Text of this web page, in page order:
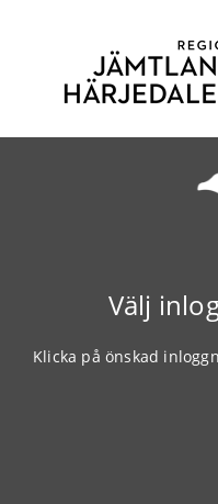
Välj
Klicka på önskad